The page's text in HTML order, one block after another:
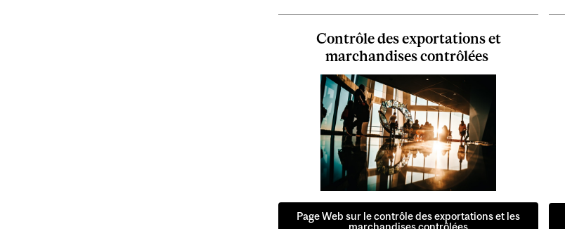
Contrôle des exportations et
marchandises contrôlées
Page Web sur le contrôle des exportations et les
marchandises contrôlées